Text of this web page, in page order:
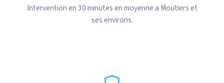
Intervention en 30 minutes en moyenne a Moutiers et
ses environs.